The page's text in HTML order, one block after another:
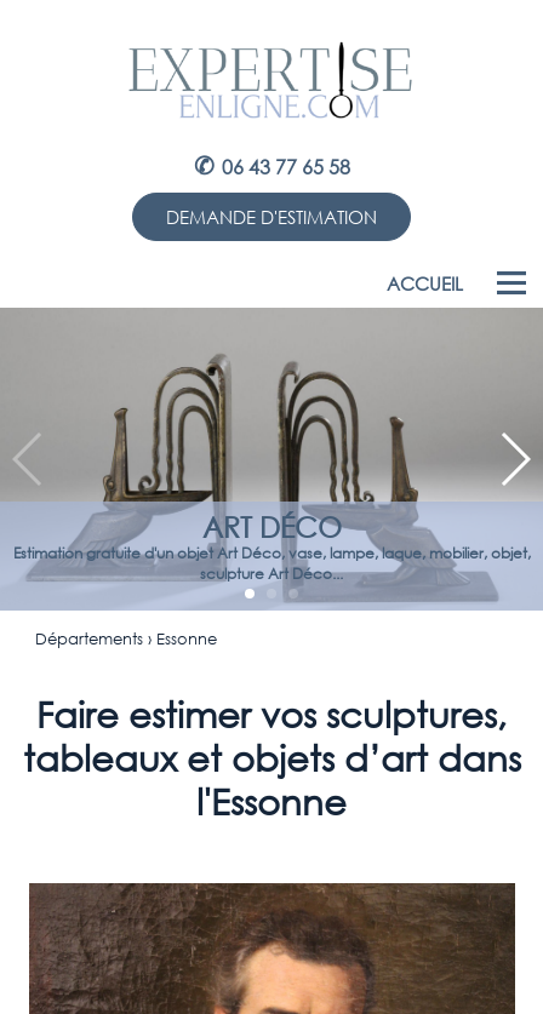
✆ 06 43 77 65 58
DEMANDE D'ESTIMATION
ACCUEIL
ART DÉCO
Estimation gratuite d'un objet Art Déco, vase, lampe, laque, mobilier, objet,
sculpture Art Déco...
Départements› Essonne
Faire estimer vos sculptures,
tableaux et objets d’art dans
l'Essonne